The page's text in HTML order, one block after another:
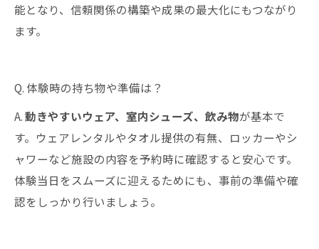
能となり、信頼関係の構築や成果の最大化にもつながり
ます。
Q. 体験時の持ち物や準備は？
A.動きやすいウェア、室内シューズ、飲み物が基本で
す。ウェアレンタルやタオル提供の有無、ロッカーやシ
ャワーなど施設の内容を予約時に確認すると安心です。
体験当日をスムーズに迎えるためにも、事前の準備や確
認をしっかり行いましょう。